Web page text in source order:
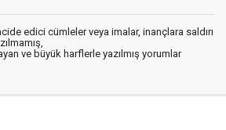
edici cümleler veya imalar, inançlara saldırı
ve büyük harflerle yazılmış yorumlar